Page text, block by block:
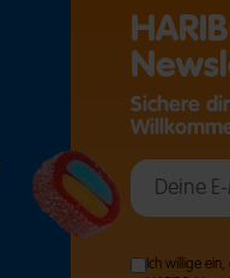
(ÖFFNET EINE EXTERNE SEITE
Sichere dir
Ich willige